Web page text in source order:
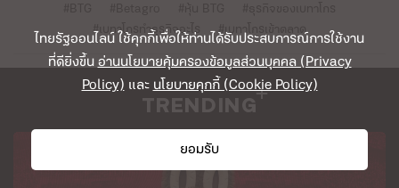
#เบทาโกรทำธุรกิจอะไร #เบทาโกรเข้าตลาด
TRENDING
ไทยรัฐออนไลน์ ใช้คุกกี้เพื่อให้ท่านได้รับประสบการณ์การใช้งาน
ที่ดียิ่งขึ้นอ่านนโยบายคุ้มครองข้อมูลส่วนบุคคล (Privacy
Policy) และนโยบายคุกกี้ (Cookie Policy)
ยอมรับ